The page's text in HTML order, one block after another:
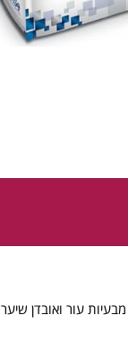
עור ואובדן